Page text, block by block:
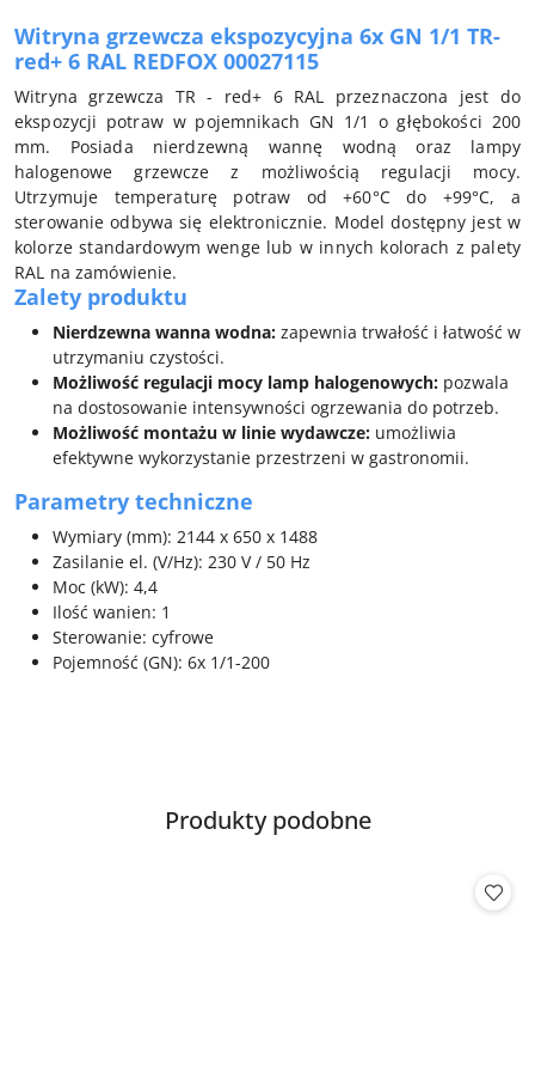
Witryna grzewcza ekspozycyjna 6x GN 1/1 TR-
red+ 6 RAL REDFOX 00027115
Witryna grzewcza TR - red+ 6 RAL przeznaczona jest do
ekspozycji potraw w pojemnikach GN 1/1 o głębokości 200
mm. Posiada nierdzewną wannę wodną oraz lampy
halogenowe grzewcze z możliwością regulacji mocy.
Utrzymuje temperaturę potraw od +60°C do +99°C, a
sterowanie odbywa się elektronicznie. Model dostępny jest w
kolorze standardowym wenge lub w innych kolorach z palety
RAL na zamówienie.
Zalety produktu
Nierdzewna wanna wodna: zapewnia trwałość i łatwość w
utrzymaniu czystości.
Możliwość regulacji mocy lamp halogenowych: pozwala
na dostosowanie intensywności ogrzewania do potrzeb.
Możliwość montażu w linie wydawcze: umożliwia
efektywne wykorzystanie przestrzeni w gastronomii.
Parametry techniczne
Wymiary (mm): 2144 x 650 x 1488
Zasilanie el. (V/Hz): 230 V / 50 Hz
Moc (kW): 4,4
Ilość wanien: 1
Sterowanie: cyfrowe
Pojemność (GN): 6x 1/1-200
Pomiń karuzelę produktów
Produkty
Produkty podobne